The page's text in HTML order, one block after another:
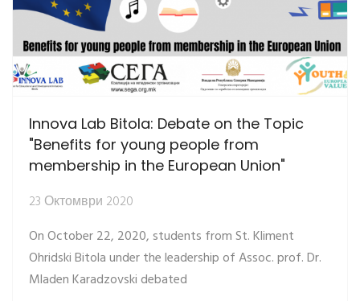
Innova Lab Bitola: Debate on the Topic
"Benefits for young people from
membership in the European Union"
23 Октомври 2020
On October 22, 2020, students from St. Kliment
Ohridski Bitola under the leadership of Assoc. prof. Dr.
Mladen Karadzovski debated